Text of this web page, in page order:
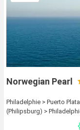
Norwegian Pearl
Philadelphie > Puerto
(Philipsburg) >